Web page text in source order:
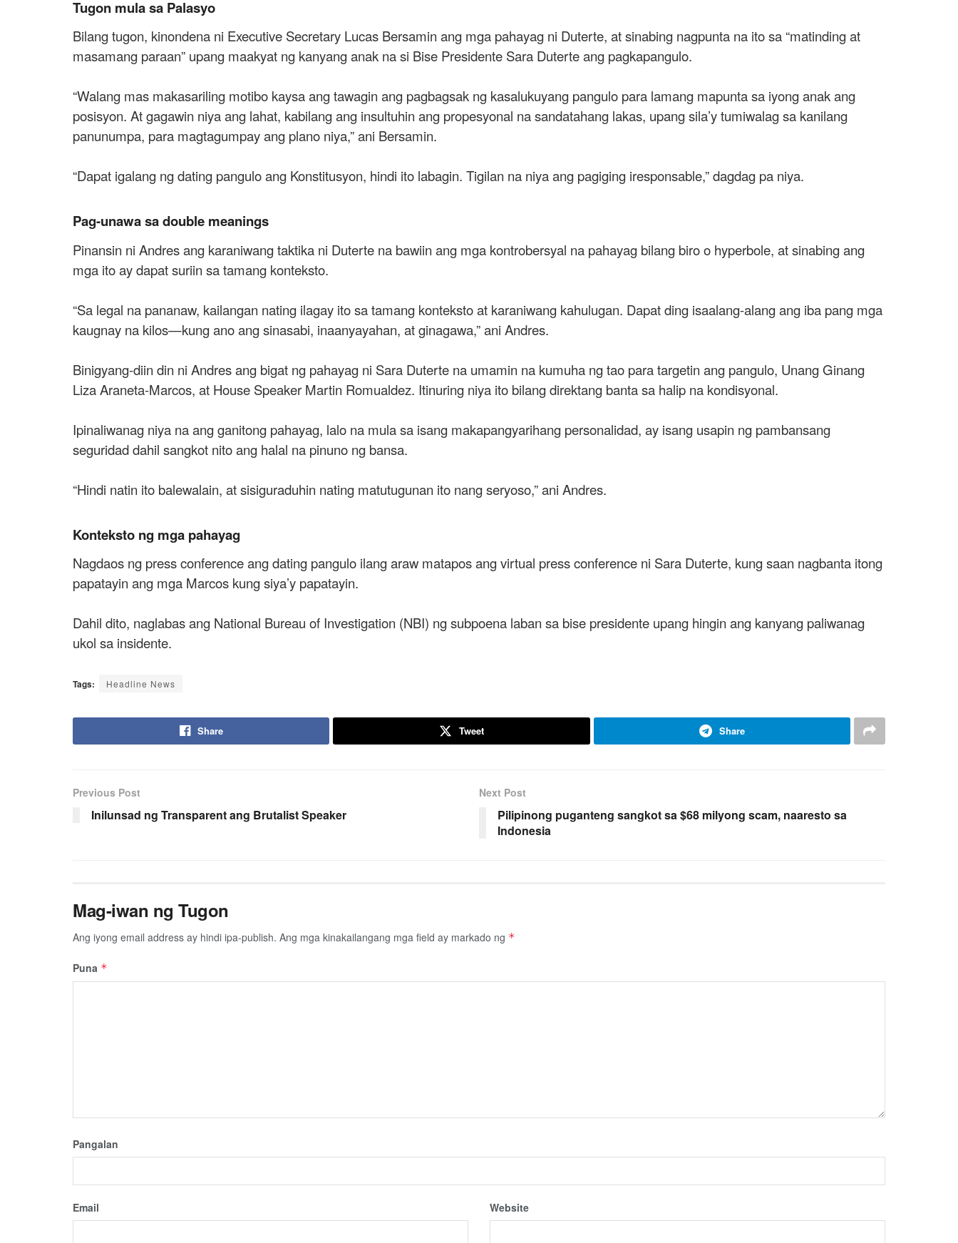
Tugon mula sa Palasyo
Bilang tugon, kinondena ni Executive Secretary Lucas Bersamin ang mga pahayag ni Duterte, at sinabing nagpunta na ito sa “matinding at
masamang paraan” upang maakyat ng kanyang anak na si Bise Presidente Sara Duterte ang pagkapangulo.
“Walang mas makasariling motibo kaysa ang tawagin ang pagbagsak ng kasalukuyang pangulo para lamang mapunta sa iyong anak ang
posisyon. At gagawin niya ang lahat, kabilang ang insultuhin ang propesyonal na sandatahang lakas, upang sila’y tumiwalag sa kanilang
panunumpa, para magtagumpay ang plano niya,” ani Bersamin.
“Dapat igalang ng dating pangulo ang Konstitusyon, hindi ito labagin. Tigilan na niya ang pagiging iresponsable,” dagdag pa niya.
Pag-unawa sa double meanings
Pinansin ni Andres ang karaniwang taktika ni Duterte na bawiin ang mga kontrobersyal na pahayag bilang biro o hyperbole, at sinabing ang
mga ito ay dapat suriin sa tamang konteksto.
“Sa legal na pananaw, kailangan nating ilagay ito sa tamang konteksto at karaniwang kahulugan. Dapat ding isaalang-alang ang iba pang mga
kaugnay na kilos—kung ano ang sinasabi, inaanyayahan, at ginagawa,” ani Andres.
Binigyang-diin din ni Andres ang bigat ng pahayag ni Sara Duterte na umamin na kumuha ng tao para targetin ang pangulo, Unang Ginang
Liza Araneta-Marcos, at House Speaker Martin Romualdez. Itinuring niya ito bilang direktang banta sa halip na kondisyonal.
Ipinaliwanag niya na ang ganitong pahayag, lalo na mula sa isang makapangyarihang personalidad, ay isang usapin ng pambansang
seguridad dahil sangkot nito ang halal na pinuno ng bansa.
“Hindi natin ito balewalain, at sisiguraduhin nating matutugunan ito nang seryoso,” ani Andres.
Konteksto ng mga pahayag
Nagdaos ng press conference ang dating pangulo ilang araw matapos ang virtual press conference ni Sara Duterte, kung saan nagbanta itong
papatayin ang mga Marcos kung siya’y papatayin.
Dahil dito, naglabas ang National Bureau of Investigation (NBI) ng subpoena laban sa bise presidente upang hingin ang kanyang paliwanag
ukol sa insidente.
Tags: Headline News
Share Tweet Share
Previous Post
Inilunsad ng Transparent ang Brutalist Speaker
Next Post
Pilipinong puganteng sangkot sa $68 milyong scam, naaresto sa
Indonesia
Mag-iwan ng Tugon
Ang iyong email address ay hindi ipa-publish. Ang mga kinakailangang mga field ay markado ng *
Puna *
Pangalan
Email Website